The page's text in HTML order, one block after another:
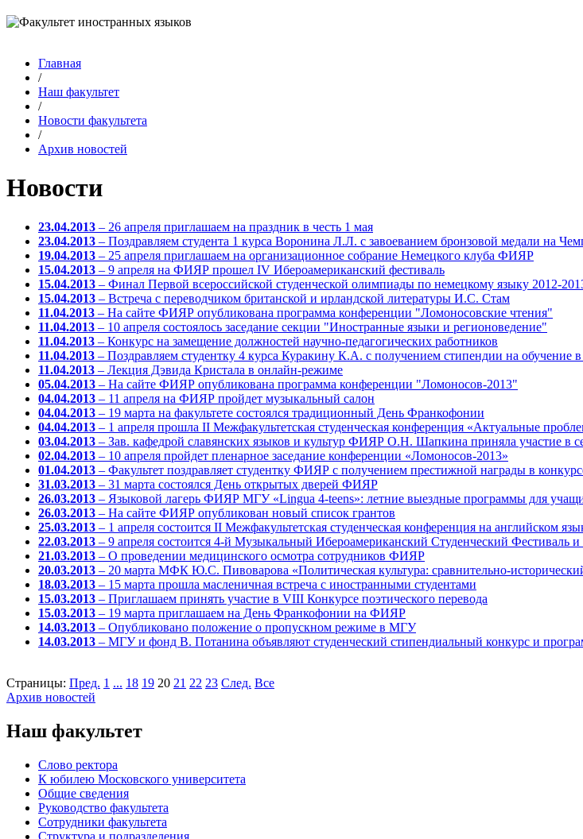
Главная
/
Наш факультет
/
Новости факультета
/
Архив новостей
Новости
23.04.2013 – 26 апреля приглашаем на праздник в честь 1 мая
23.04.2013 – Поздравляем студента 1 курса Воронина Л.Л. с завоеванием бронзовой медали на
19.04.2013 – 25 апреля приглашаем на организационное собрание Немецкого клуба ФИЯР
15.04.2013 – 9 апреля на ФИЯР прошел IV Ибероамериканский фестиваль
15.04.2013 – Финал Первой всероссийской студенческой олимпиады по немецкому языку 2012-
15.04.2013 – Встреча с переводчиком британской и ирландской литературы И.С. Стам
11.04.2013 – На сайте ФИЯР опубликована программа конференции "Ломоносовские чтения"
11.04.2013 – 10 апреля состоялось заседание секции "Иностранные языки и регионоведение"
11.04.2013 – Конкурс на замещение должностей научно-педагогических работников
11.04.2013 – Поздравляем студентку 4 курса Куракину К.А. с получением стипендии на обучение
11.04.2013 – Лекция Дэвида Кристала в онлайн-режиме
05.04.2013 – На сайте ФИЯР опубликована программа конференции "Ломоносов-2013"
04.04.2013 – 11 апреля на ФИЯР пройдет музыкальный салон
04.04.2013 – 19 марта на факультете состоялся традиционный День Франкофонии
04.04.2013 – 1 апреля прошла II Межфакультетская студенческая конференция «Актуальные
03.04.2013 – Зав. кафедрой славянских языков и культур ФИЯР О.Н. Шапкина приняла участие в
02.04.2013 – 10 апреля пройдет пленарное заседание конференции «Ломоносов-2013»
01.04.2013 – Факультет поздравляет студентку ФИЯР с получением престижной награды в
31.03.2013 – 31 марта состоялся День открытых дверей ФИЯР
26.03.2013 – Языковой лагерь ФИЯР МГУ «Lingua 4-teens»: летние выездные программы для
26.03.2013 – На сайте ФИЯР опубликован новый список грантов
25.03.2013 – 1 апреля состоится II Межфакультетская студенческая конференция на английском
22.03.2013 – 9 апреля состоится 4-й Музыкальный Ибероамериканский Студенческий Фестиваль
21.03.2013 – О проведении медицинского осмотра сотрудников ФИЯР
20.03.2013 – 20 марта МФК Ю.С. Пивоварова «Политическая культура: сравнительно-
18.03.2013 – 15 марта прошла масленичная встреча с иностранными студентами
15.03.2013 – Приглашаем принять участие в VIII Конкурсе поэтического перевода
15.03.2013 – 19 марта приглашаем на День Франкофонии на ФИЯР
14.03.2013 – Опубликовано положение о пропускном режиме в МГУ
14.03.2013 – МГУ и фонд В. Потанина объявляют студенческий стипендиальный конкурс и
Страницы: Пред. 1 ... 18 19 20 21 22 23 След. Все
Архив новостей
Наш факультет
Слово ректора
К юбилею Московского университета
Общие сведения
Руководство факультета
Сотрудники факультета
Структура и подразделения